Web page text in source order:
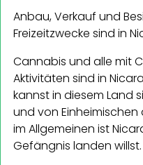
Anbau, Verkauf und
Freizeitzwecke sind in
Cannabis und alle mit
Aktivitäten sind in
kannst in diesem Land
und von
im Allgemeinen ist
Gefängnis landen willst.